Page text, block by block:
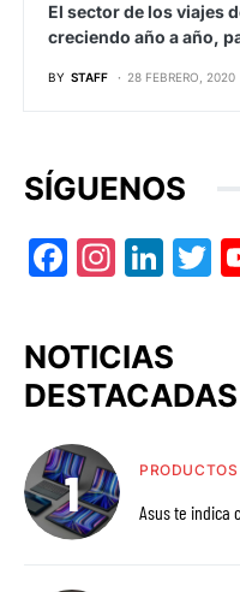
El sector de los viajes
creciendo año a año,
BY STAFF 28 FEBRERO, 2020
SÍGUENOS
Facebook
NOTICIAS
DESTACADAS
PRODUCTOS
Asus te indica